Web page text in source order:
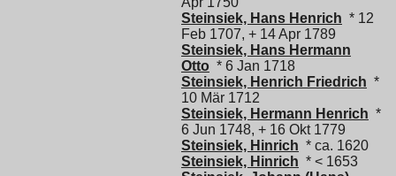
Steinsiek, Hans Henrich * 12
Feb 1707, + 14 Apr 1789
Steinsiek, Hans Hermann
Otto * 6 Jan 1718
Steinsiek, Henrich Friedrich *
10 Mär 1712
Steinsiek, Hermann Henrich *
6 Jun 1748, + 16 Okt 1779
Steinsiek, Hinrich * ca. 1620
Steinsiek, Hinrich * < 1653